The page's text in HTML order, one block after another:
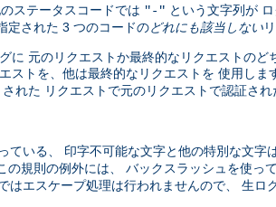
ステータスコードでは "-" という文字列が
定された 3 つのコードのどれにも該当しない
に 元のリクエストか最終的なリクエストの
ストを、他は最終的なリクエストを 使用し
れた リクエストで元のリクエストで認証さ
ている、 印字不可能な文字と他の特別な文字は
規則の例外には、 バックスラッシュを使っ
エスケープ処理は行われませんので、 生ロ